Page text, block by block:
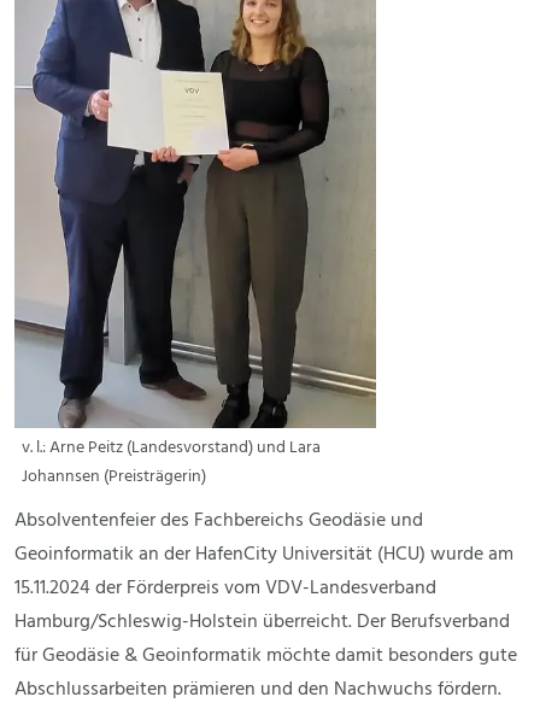
v. l.: Arne Peitz (Landesvorstand) und Lara
Johannsen (Preisträgerin)
Absolventenfeier des Fachbereichs Geodäsie und
Geoinformatik an der HafenCity Universität (HCU) wurde am
15.11.2024 der Förderpreis vom VDV-Landesverband
Hamburg/Schleswig-Holstein überreicht. Der Berufsverband
für Geodäsie & Geoinformatik möchte damit besonders gute
Abschlussarbeiten prämieren und den Nachwuchs fördern.